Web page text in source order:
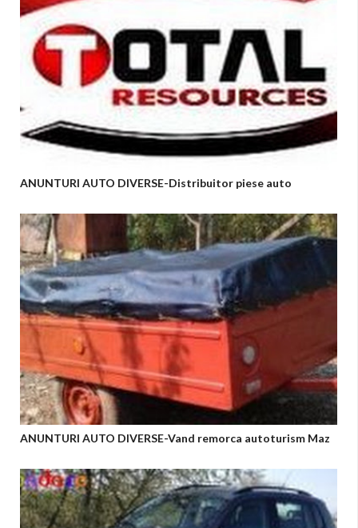
ANUNTURI AUTO DIVERSE-Distribuitor piese auto
ANUNTURI AUTO DIVERSE-Vand remorca autoturism Maz